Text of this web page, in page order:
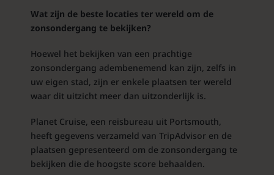
Wat zijn de beste locaties ter wereld om de
zonsondergang te bekijken?
Hoewel het bekijken van een prachtige
zonsondergang adembenemend kan zijn, zelfs in
uw eigen stad, zijn er enkele plaatsen ter wereld
waar dit uitzicht meer dan uitzonderlijk is.
Planet Cruise, een reisbureau uit Portsmouth,
heeft gegevens verzameld van TripAdvisor en de
plaatsen gepresenteerd om de zonsondergang te
bekijken die de hoogste score behaalden.